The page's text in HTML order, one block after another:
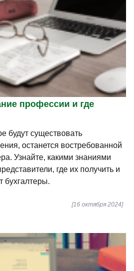
своего дела!!!
и побольше
профессии и где
будут существовать
останется востребованной
Узнайте, какими знаниями
где их получить и
бухгалтеры.
[16 октября 2024]